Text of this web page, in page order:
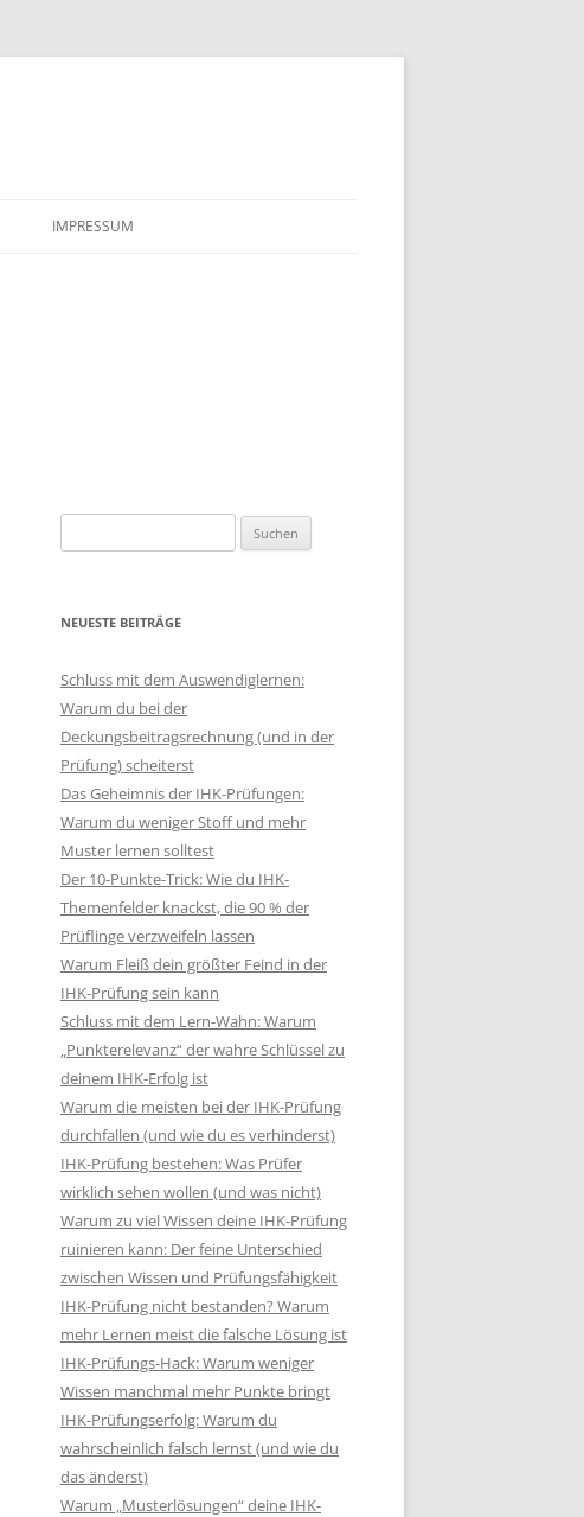
IMPRESSUM
nach:
NEUESTE BEITRÄGE
Schluss mit dem Auswendiglernen:
Warum du bei der
Deckungsbeitragsrechnung (und in der
Prüfung) scheiterst
Das Geheimnis der IHK-Prüfungen:
Warum du weniger Stoff und mehr
Muster lernen solltest
Der 10-Punkte-Trick: Wie du IHK-
Themenfelder knackst, die 90 % der
Prüflinge verzweifeln lassen
Warum Fleiß dein größter Feind in der
IHK-Prüfung sein kann
Schluss mit dem Lern-Wahn: Warum
„Punkterelevanz“ der wahre Schlüssel zu
deinem IHK-Erfolg ist
Warum die meisten bei der IHK-Prüfung
durchfallen (und wie du es verhinderst)
IHK-Prüfung bestehen: Was Prüfer
wirklich sehen wollen (und was nicht)
Warum zu viel Wissen deine IHK-Prüfung
ruinieren kann: Der feine Unterschied
zwischen Wissen und Prüfungsfähigkeit
IHK-Prüfung nicht bestanden? Warum
mehr Lernen meist die falsche Lösung ist
IHK-Prüfungs-Hack: Warum weniger
Wissen manchmal mehr Punkte bringt
IHK-Prüfungserfolg: Warum du
wahrscheinlich falsch lernst (und wie du
das änderst)
Warum „Musterlösungen“ deine IHK-